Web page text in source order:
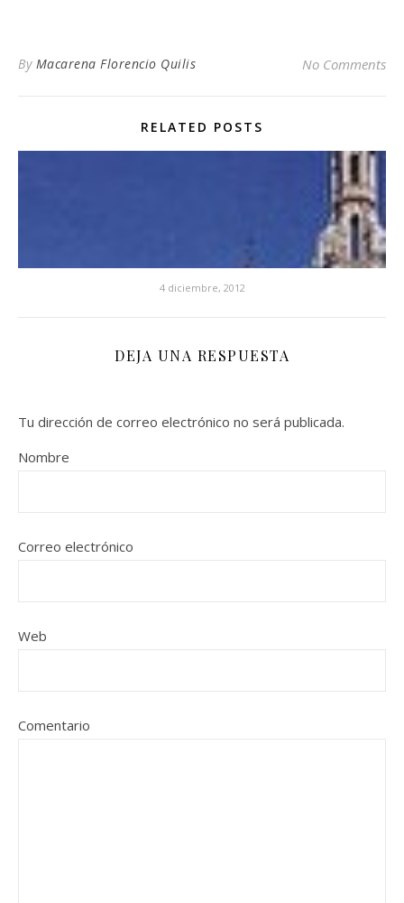
By Macarena Florencio Quilis No Comments
RELATED POSTS
4 diciembre, 2012
DEJA UNA RESPUESTA
Tu dirección de correo electrónico no será publicada.
Nombre
Correo electrónico
Web
Comentario